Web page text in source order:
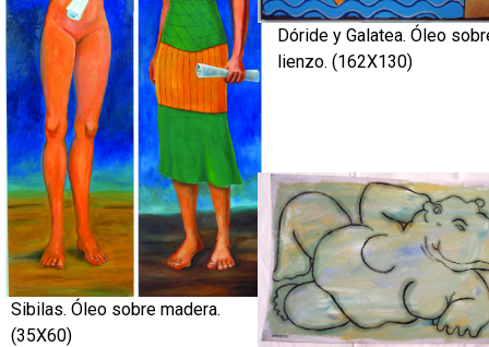
Sibilas. Óleo sobre madera.
(35X60)
Dóride y Galatea. Óleo
lienzo. (162X130)